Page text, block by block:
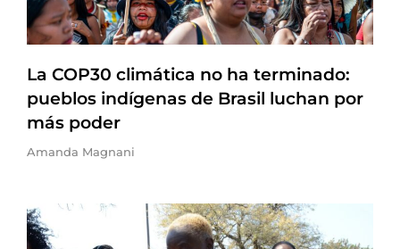
La COP30 climática no ha terminado:
pueblos indígenas de Brasil luchan por
más poder
Amanda Magnani